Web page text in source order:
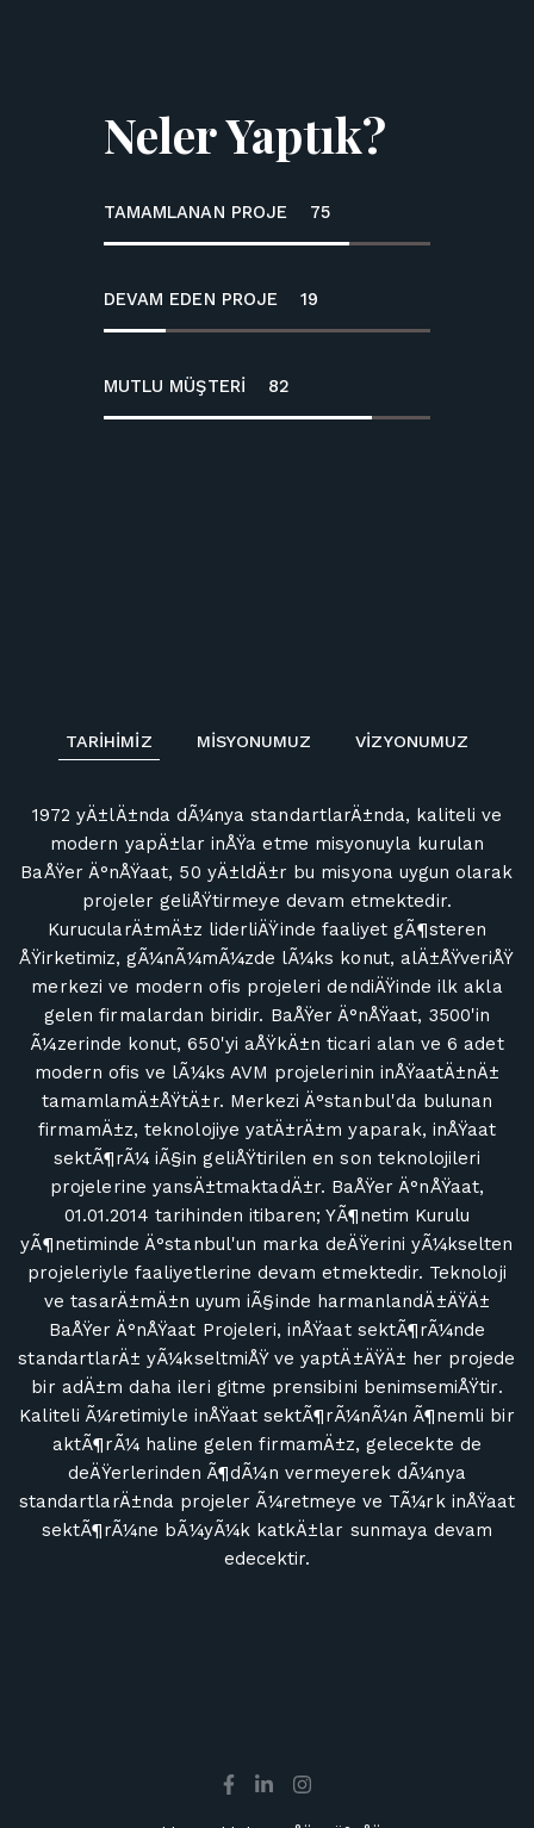
Neler Yaptık?
TAMAMLANAN PROJE 75
DEVAM EDEN PROJE 19
MUTLU MÜŞTERI 82
TARIHIMIZ MISYONUMUZ VIZYONUMUZ
1972 yÄ±lÄ±nda dÃ¼nya standartlarÄ±nda, kaliteli ve
modern yapÄ±lar inÅŸa etme misyonuyla kurulan
BaÅŸer Ä°nÅŸaat, 50 yÄ±ldÄ±r bu misyona uygun olarak
projeler geliÅŸtirmeye devam etmektedir.
KurucularÄ±mÄ±z liderliÄŸinde faaliyet gÃ¶steren
ÅŸirketimiz, gÃ¼nÃ¼mÃ¼zde lÃ¼ks konut, alÄ±ÅŸveriÅŸ
merkezi ve modern ofis projeleri dendiÄŸinde ilk akla
gelen firmalardan biridir. BaÅŸer Ä°nÅŸaat, 3500'in
Ã¼zerinde konut, 650'yi aÅŸkÄ±n ticari alan ve 6 adet
modern ofis ve lÃ¼ks AVM projelerinin inÅŸaatÄ±nÄ±
tamamlamÄ±ÅŸtÄ±r. Merkezi Ä°stanbul'da bulunan
firmamÄ±z, teknolojiye yatÄ±rÄ±m yaparak, inÅŸaat
sektÃ¶rÃ¼ iÃ§in geliÅŸtirilen en son teknolojileri
projelerine yansÄ±tmaktadÄ±r. BaÅŸer Ä°nÅŸaat,
01.01.2014 tarihinden itibaren; YÃ¶netim Kurulu
yÃ¶netiminde Ä°stanbul'un marka deÄŸerini yÃ¼kselten
projeleriyle faaliyetlerine devam etmektedir. Teknoloji
ve tasarÄ±mÄ±n uyum iÃ§inde harmanlandÄ±ÄŸÄ±
BaÅŸer Ä°nÅŸaat Projeleri, inÅŸaat sektÃ¶rÃ¼nde
standartlarÄ± yÃ¼kseltmiÅŸ ve yaptÄ±ÄŸÄ± her projede
bir adÄ±m daha ileri gitme prensibini benimsemiÅŸtir.
Kaliteli Ã¼retimiyle inÅŸaat sektÃ¶rÃ¼nÃ¼n Ã¶nemli bir
aktÃ¶rÃ¼ haline gelen firmamÄ±z, gelecekte de
deÄŸerlerinden Ã¶dÃ¼n vermeyerek dÃ¼nya
standartlarÄ±nda projeler Ã¼retmeye ve TÃ¼rk inÅŸaat
sektÃ¶rÃ¼ne bÃ¼yÃ¼k katkÄ±lar sunmaya devam
edecektir.